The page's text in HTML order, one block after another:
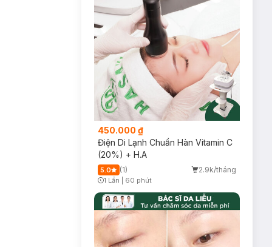
450.000 ₫
Điện Di Lạnh Chuẩn Hàn Vitamin C
(20%) + H.A
5.0 (1) 2.9k/tháng
Timer Gray Icon
1 Lần 60 phút